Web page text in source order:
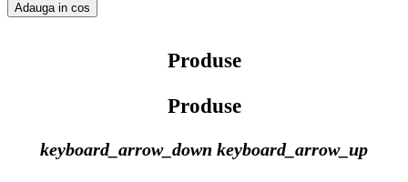
Adauga in cos
Produse
Produse
keyboard_arrow_down keyboard_arrow_up